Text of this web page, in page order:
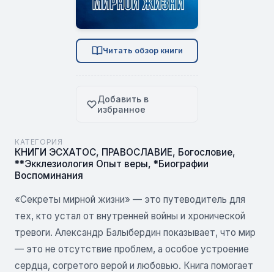
Читать обзор книги
Добавить в
избранное
КАТЕГОРИЯ
КНИГИ ЭСХАТОС, ПРАВОСЛАВИЕ, Богословие,
**Экклезиология Опыт веры, *Биографии
Воспоминания
«Секреты мирной жизни» — это путеводитель для
тех, кто устал от внутренней войны и хронической
тревоги. Александр Балыбердин показывает, что мир
— это не отсутствие проблем, а особое устроение
сердца, согретого верой и любовью. Книга помогает